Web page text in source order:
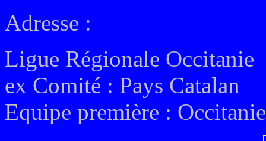
Adresse :
Ligue Régionale Occitanie
ex Comité : Pays Catalan
Equipe première : Occitanie